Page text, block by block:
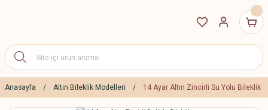
Anasayfa Altın Bileklik Modelleri 14 Ayar Altın Zincirli Su Yolu Bileklik